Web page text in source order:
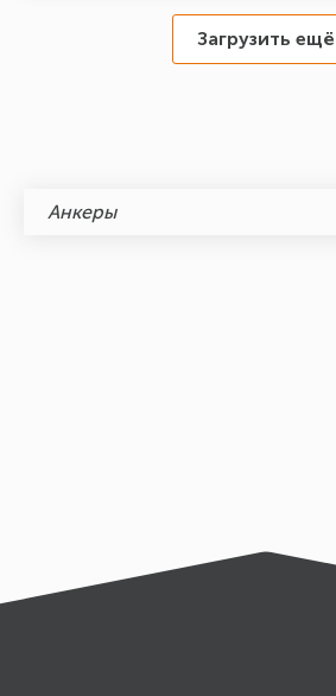
Загрузить ещё
Анкеры